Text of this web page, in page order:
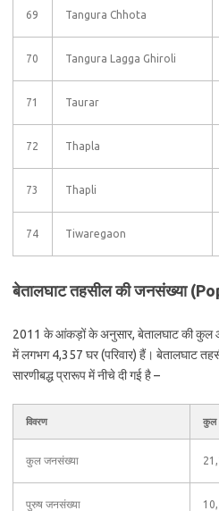
69 Tangura Chhota
70 Tangura Lagga Ghiroli
71 Taurar
72 Thapla
73 Thapli
74 Tiwaregaon
बेतालघाट तहसील की जनसंख्या
2011 के आंकड़ों के अनुसार, बेतालघाट की कुल
में लगभग 4,357 घर (परिवार) हैं। बेतालघाट
सारणीबद्ध प्रारूप में नीचे दी गई है –
विवरण कुल
कुल जनसंख्या
पुरुष जनसंख्या